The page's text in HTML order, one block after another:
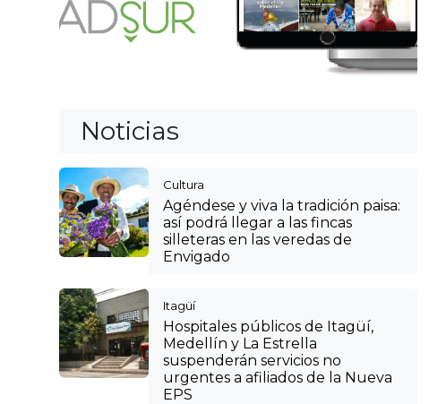
Noticias
Cultura
Agéndese y viva la tradición paisa:
así podrá llegar a las fincas
silleteras en las veredas de
Envigado
Itagüí
Hospitales públicos de Itagüí,
Medellín y La Estrella
suspenderán servicios no
urgentes a afiliados de la Nueva
EPS